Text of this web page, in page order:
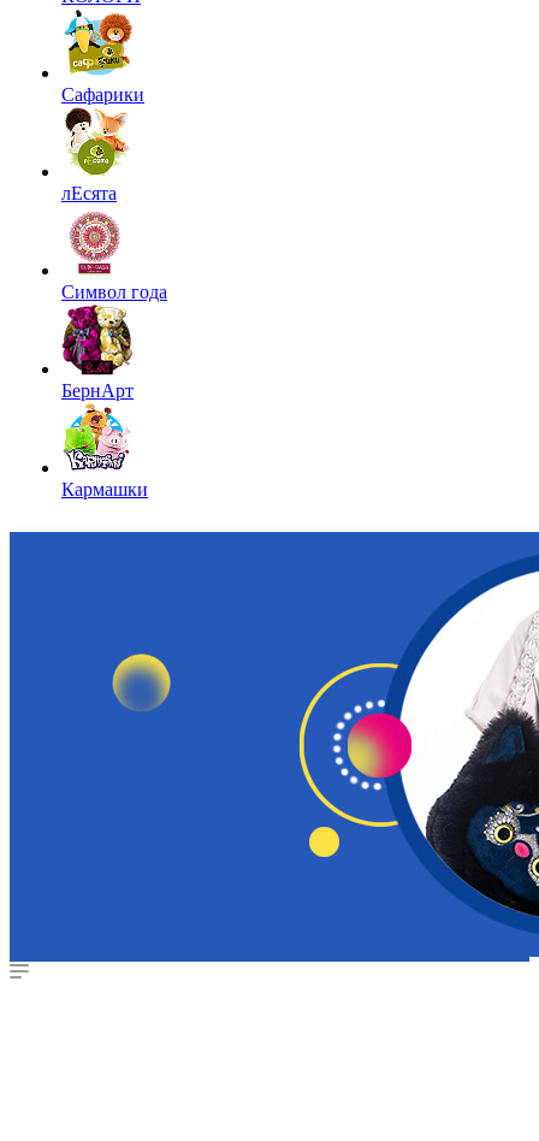
Сафарики
лЕсята
Символ года
БернАрт
Кармашки